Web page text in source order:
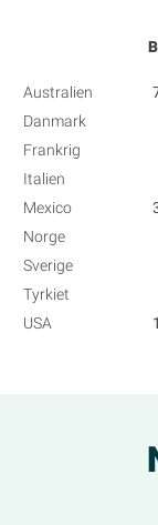
Australien
Danmark
Frankrig
Italien
Mexico
Norge
Sverige
Tyrkiet
USA